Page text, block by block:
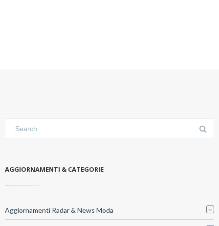
AGGIORNAMENTI & CATEGORIE
Aggiornamenti Radar & News Moda